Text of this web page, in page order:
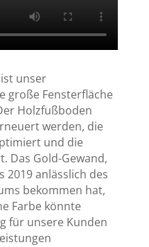
ist unser
große Fensterfläche
Holzfußboden
werden, die
und die
Das Gold-Gewand,
2019 anlässlich des
bekommen hat,
Farbe könnte
für unsere Kunden